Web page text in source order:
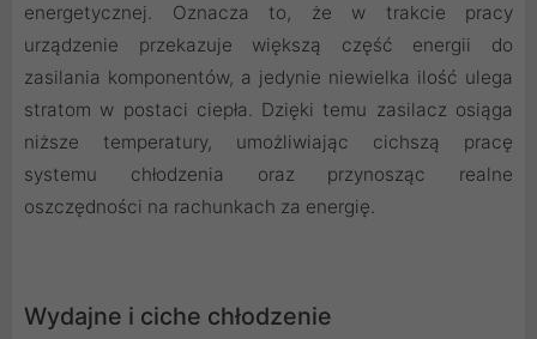
energetycznej. Oznacza to, że w trakcie pracy
urządzenie przekazuje większą część energii do
zasilania komponentów, a jedynie niewielka ilość ulega
stratom w postaci ciepła. Dzięki temu zasilacz osiąga
niższe temperatury, umożliwiając cichszą pracę
systemu chłodzenia oraz przynosząc realne
oszczędności na rachunkach za energię.
Wydajne i ciche chłodzenie